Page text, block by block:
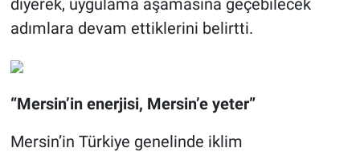
adımlara devam ettiklerini belirtti.
“Mersin’in enerjisi, Mersin’e yeter”
Mersin’in Türkiye genelinde iklim